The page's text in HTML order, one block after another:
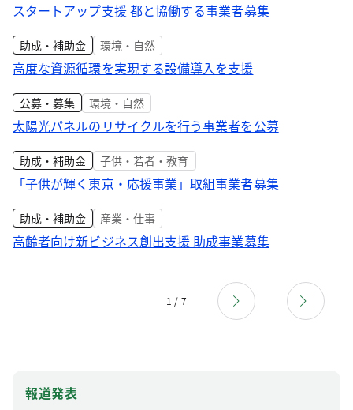
スタートアップ支援 都と協働する事業者募集
助成・補助金 環境・自然
高度な資源循環を実現する設備導入を支援
公募・募集 環境・自然
太陽光パネルのリサイクルを行う事業者を公募
助成・補助金 子供・若者・教育
「子供が輝く東京・応援事業」取組事業者募集
助成・補助金 産業・仕事
高齢者向け新ビジネス創出支援 助成事業募集
1 / 7
報道発表